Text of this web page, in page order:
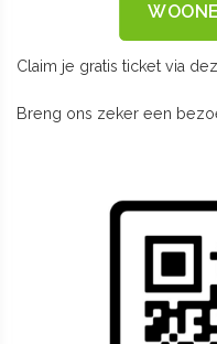
Claim je gratis ticket via
Breng ons zeker een